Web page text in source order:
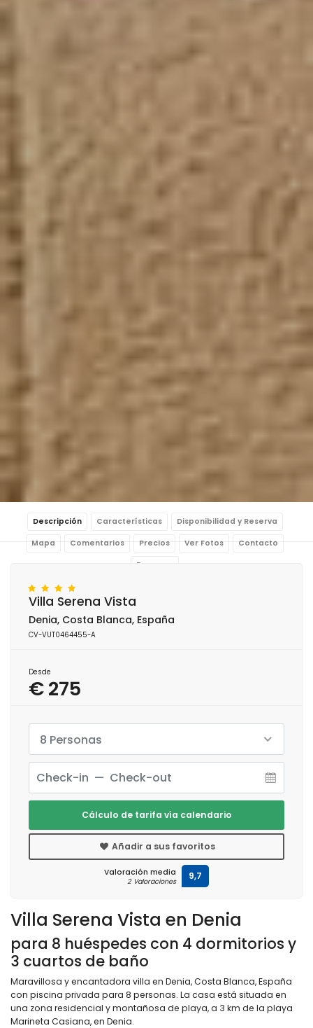
Descripción Características Disponibilidad y Reserva
Mapa Comentarios Precios Ver Fotos Contacto
Reservar
Villa Serena Vista en Denia
para 8 huéspedes con 4 dormitorios y
3 cuartos de baño
Maravillosa y encantadora villa en Denia, Costa Blanca, España
con piscina privada para 8 personas. La casa está situada en
una zona residencial y montañosa de playa, a 3 km de la playa
Marineta Casiana, en Denia.
Villa Serena Vista
Denia, Costa Blanca, España
CV-VUT0464455-A
Desde
€ 275
8 Personas
Cálculo de tarifa vía calendario
Añadir a sus favoritos
Valoración media
2 Valoraciones 9,7